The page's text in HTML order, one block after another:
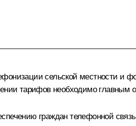
сельской местности
тарифов необходимо главным
граждан телефонной